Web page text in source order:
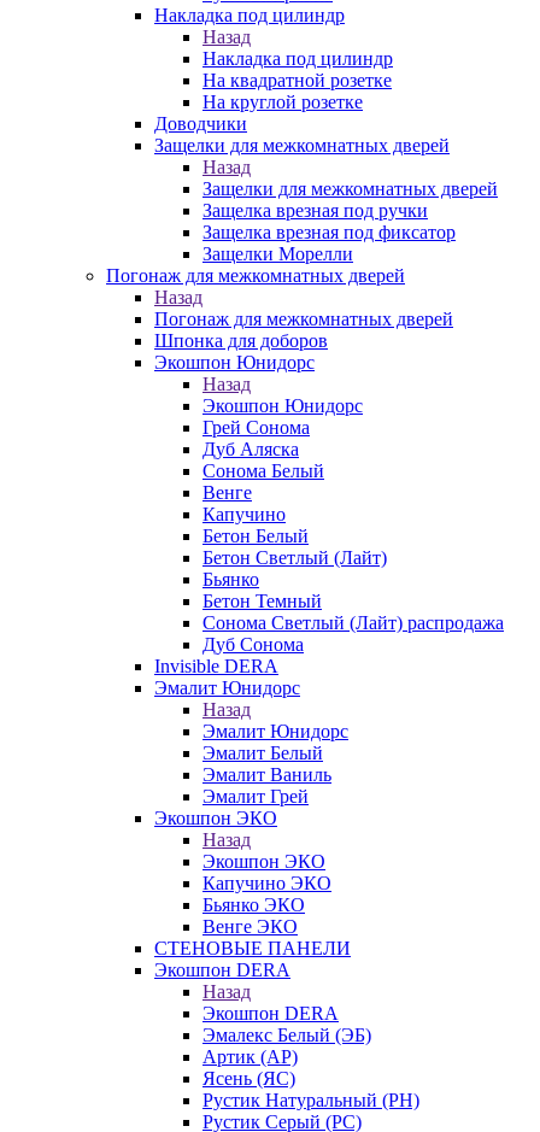
Накладка под цилиндр
Назад
Накладка под цилиндр
На квадратной розетке
На круглой розетке
Доводчики
Защелки для межкомнатных дверей
Назад
Защелки для межкомнатных дверей
Защелка врезная под ручки
Защелка врезная под фиксатор
Защелки Морелли
Погонаж для межкомнатных дверей
Назад
Погонаж для межкомнатных дверей
Шпонка для доборов
Экошпон Юнидорс
Назад
Экошпон Юнидорс
Грей Сонома
Дуб Аляска
Сонома Белый
Венге
Капучино
Бетон Белый
Бетон Светлый (Лайт)
Бьянко
Бетон Темный
Сонома Светлый (Лайт) распродажа
Дуб Сонома
Invisible DERA
Эмалит Юнидорс
Назад
Эмалит Юнидорс
Эмалит Белый
Эмалит Ваниль
Эмалит Грей
Экошпон ЭКО
Назад
Экошпон ЭКО
Капучино ЭКО
Бьянко ЭКО
Венге ЭКО
СТЕНОВЫЕ ПАНЕЛИ
Экошпон DERA
Назад
Экошпон DERA
Эмалекс Белый (ЭБ)
Артик (АР)
Ясень (ЯС)
Рустик Натуральный (РН)
Рустик Серый (РС)